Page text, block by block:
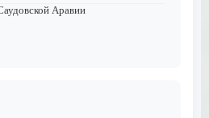
Аравии